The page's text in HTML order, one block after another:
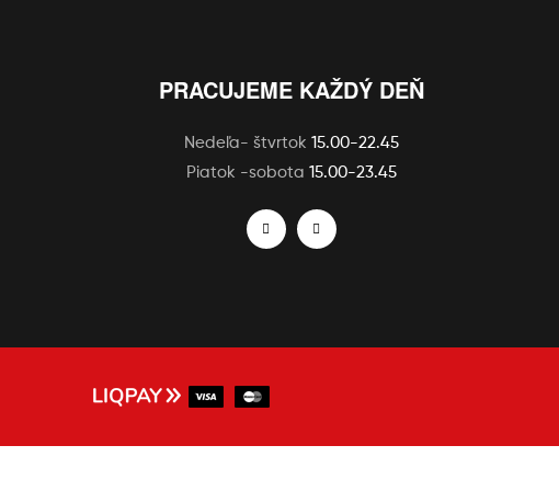
PRACUJEME KAŽDÝ DEŇ
Nedeľa- štvrtok 15.00-22.45
Piatok -sobota 15.00-23.45